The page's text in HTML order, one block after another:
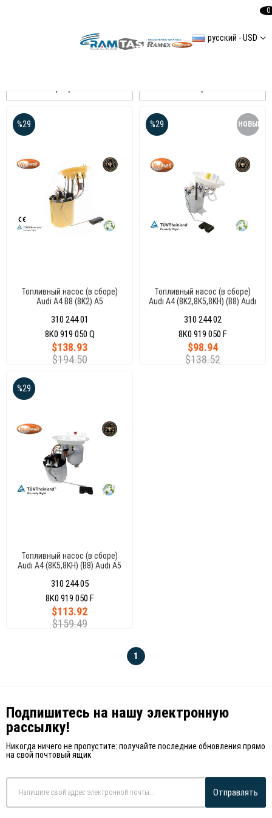
русский - USD
0
Топливный насос (в сборе)
Audi A4 B8 (8K2) A5
310 244 01
$138.93
$194.50
%29
8K0 919 050 Q
Топливный насос (в сборе)
Audı A4 (8K2,8K5,8KH) (B8) Audı
8K0919050F
310 244 02
$98.94
$138.52
%29 НОВЫЙ
8K0 919 050 F
Топливный насос (в сборе)
Audı A4 (8K5,8KH) (B8) Audı A5
8K0919051AJ
310 244 05
$113.92
$159.49
%29
8K0 919 050 F
1
Подпишитесь на нашу электронную
рассылку!
Никогда ничего не пропустите: получайте последние обновления прямо
на свой почтовый ящик
Отправлять